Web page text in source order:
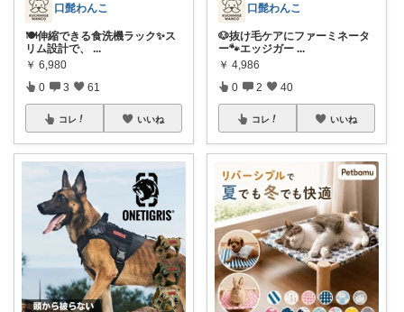
口髭わんこ
🍽️伸縮できる食洗機ラック✨ス
リム設計で、
...
￥ 6,980
0 3 61
コレ いいね
口髭わんこ
🐶抜け毛ケアにファーミネータ
ー🐾エッジガー ...
￥ 4,986
0 2 40
コレ いいね